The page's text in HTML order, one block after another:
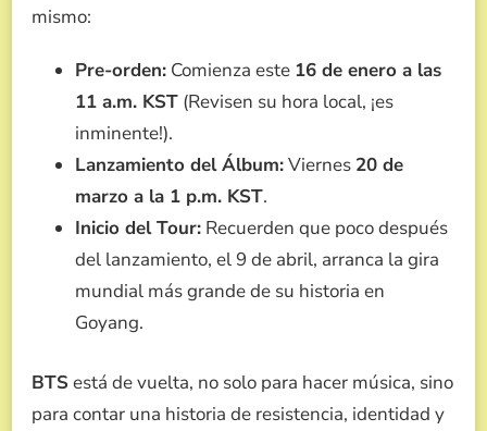
mismo:
Pre-orden: Comienza este 16 de enero a las
11 a.m. KST (Revisen su hora local, ¡es
inminente!).
Lanzamiento del Álbum:Viernes 20 de
marzo a la 1 p.m. KST.
Inicio del Tour: Recuerden que poco después
del lanzamiento, el 9 de abril, arranca la gira
mundial más grande de su historia en
Goyang.
BTSestá de vuelta, no solo para hacer música, sino
para contar una historia de resistencia, identidad y